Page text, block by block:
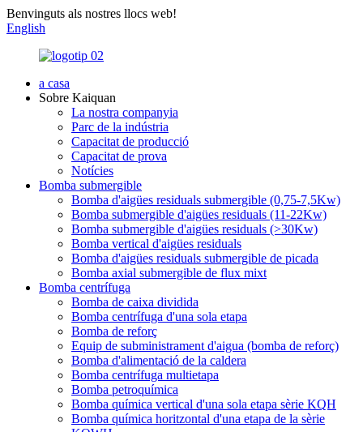
Benvinguts als nostres llocs web!
English
a casa
Sobre Kaiquan
La nostra companyia
Parc de la indústria
Capacitat de producció
Capacitat de prova
Notícies
Bomba submergible
Bomba d'aigües residuals submergible (0,75-7,5Kw)
Bomba submergible d'aigües residuals (11-22Kw)
Bomba submergible d'aigües residuals (>30Kw)
Bomba vertical d'aigües residuals
Bomba d'aigües residuals submergible de picada
Bomba axial submergible de flux mixt
Bomba centrífuga
Bomba de caixa dividida
Bomba centrífuga d'una sola etapa
Bomba de reforç
Equip de subministrament d'aigua (bomba de reforç)
Bomba d'alimentació de la caldera
Bomba centrífuga multietapa
Bomba petroquímica
Bomba química vertical d'una sola etapa sèrie KQH
Bomba química horitzontal d'una etapa de la sèrie